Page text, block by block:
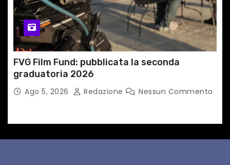
FVG Film Fund: pubblicata la seconda
graduatoria 2026
Ago 5, 2026 Redazione Nessun Commento